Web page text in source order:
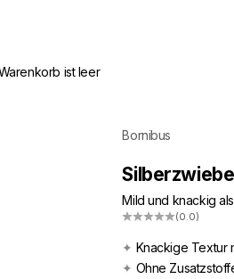
ist leer
Bornibus
Mild und knackig
(0.0)
✦ Knackige Textur
✦ Ohne